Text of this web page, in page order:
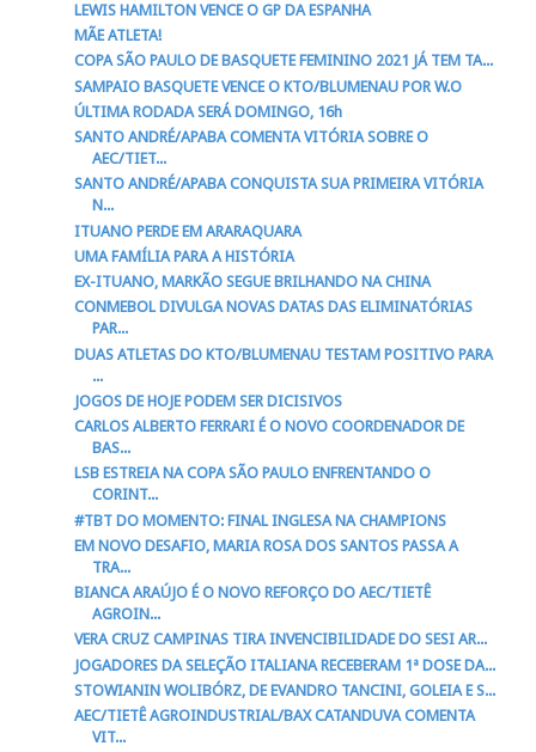
LEWIS HAMILTON VENCE O GP DA ESPANHA
MÃE ATLETA!
COPA SÃO PAULO DE BASQUETE FEMININO 2021 JÁ TEM TA...
SAMPAIO BASQUETE VENCE O KTO/BLUMENAU POR W.O
ÚLTIMA RODADA SERÁ DOMINGO, 16h
SANTO ANDRÉ/APABA COMENTA VITÓRIA SOBRE O
AEC/TIET...
SANTO ANDRÉ/APABA CONQUISTA SUA PRIMEIRA VITÓRIA
N...
ITUANO PERDE EM ARARAQUARA
UMA FAMÍLIA PARA A HISTÓRIA
EX-ITUANO, MARKÃO SEGUE BRILHANDO NA CHINA
CONMEBOL DIVULGA NOVAS DATAS DAS ELIMINATÓRIAS
PAR...
DUAS ATLETAS DO KTO/BLUMENAU TESTAM POSITIVO PARA
...
JOGOS DE HOJE PODEM SER DICISIVOS
CARLOS ALBERTO FERRARI É O NOVO COORDENADOR DE
BAS...
LSB ESTREIA NA COPA SÃO PAULO ENFRENTANDO O
CORINT...
#TBT DO MOMENTO: FINAL INGLESA NA CHAMPIONS
EM NOVO DESAFIO, MARIA ROSA DOS SANTOS PASSA A
TRA...
BIANCA ARAÚJO É O NOVO REFORÇO DO AEC/TIETÊ
AGROIN...
VERA CRUZ CAMPINAS TIRA INVENCIBILIDADE DO SESI AR...
JOGADORES DA SELEÇÃO ITALIANA RECEBERAM 1ª DOSE DA...
STOWIANIN WOLIBÓRZ, DE EVANDRO TANCINI, GOLEIA E S...
AEC/TIETÊ AGROINDUSTRIAL/BAX CATANDUVA COMENTA
VIT...